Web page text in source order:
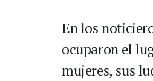
En los
ocuparon el
mujeres, sus